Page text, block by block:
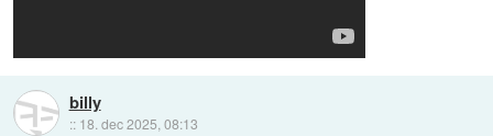
billy
:: 18. dec 2025, 08:13